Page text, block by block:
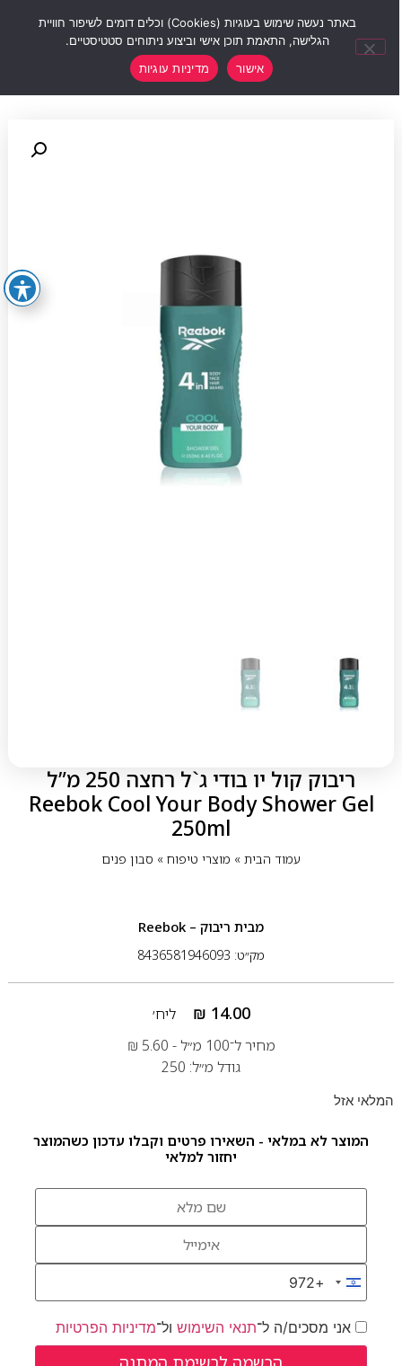
ריבוק קול יו בודי ג`ל רחצה 250 מ”ל
Reebok Cool Your Body Shower Gel
250ml
עמוד הבית» מוצרי טיפוח» סבון פנים
מבית ריבוק – Reebok
מק״ט: 8436581946093
₪ 14.00
ליח׳
מחיר ל־100 מ״ל -
₪ 5.60
גודל מ״ל: 250
המלאי אזל
המוצר לא במלאי - השאירו פרטים וקבלו עדכון כשהמוצר
יחזור למלאי
Israel +972
+972
אני מסכים/ה ל־תנאי השימושול־מדיניות הפרטיות
באתר נעשה שימוש בעוגיות (Cookies) וכלים דומים לשיפור חוויית
הגלישה, התאמת תוכן אישי וביצוע ניתוחים סטטיסטיים.
אישור
מדיניות עוגיות